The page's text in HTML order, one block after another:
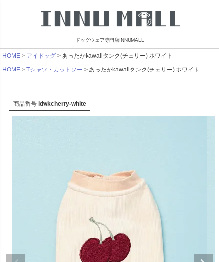
ドッグウェア専門店INNUMALL
HOME アイドッグ
あったかkawaiiタンク(チェリー) ホワイト
HOME
Tシャツ・カットソー あったかkawaiiタンク(チェリー) ホワイト
ビーチェホリック
スーパーベー君 クー
ルプラスタンクトッ
¥3,025税込
寝そべりアニマルト
レーナー ゼブラ
販売価格
2,860
〜
〜
商品番号 idwkcherry-white